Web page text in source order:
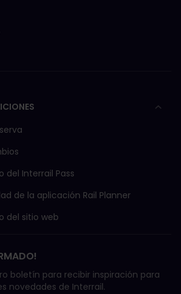
del Interrail Pass
de la aplicación Rail Planner
del sitio web
boletín para recibir inspiración para
novedades de Interrail.